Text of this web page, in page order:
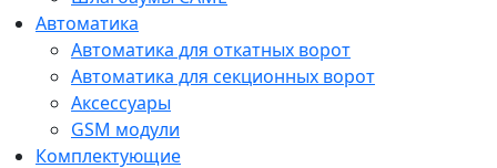
Автоматика
Автоматика для откатных ворот
Автоматика для секционных ворот
Аксессуары
GSM модули
Комплектующие